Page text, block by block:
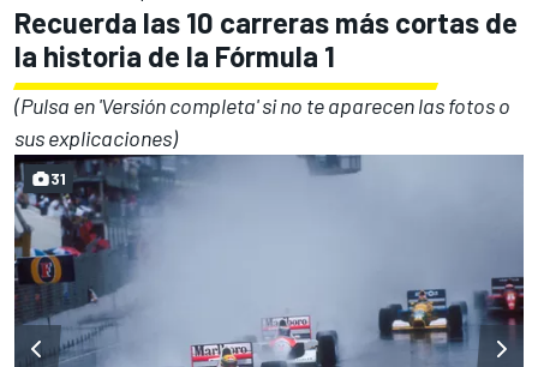
Recuerda las 10 carreras más cortas de
la historia de la Fórmula 1
(Pulsa en 'Versión completa' si no te aparecen las fotos o
sus explicaciones)
31